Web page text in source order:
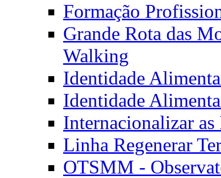
Formação
Grande Rota das
Walking
Identidade
Identidade
Internacionalizar
Linha Regenerar
OTSMM -